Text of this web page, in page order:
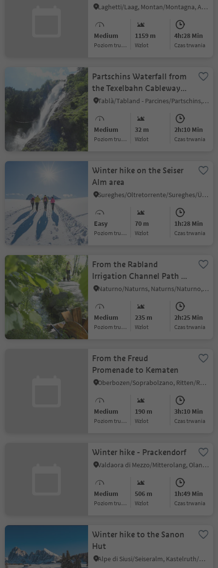
Laghetti/Laag, Montan/Montagna, Alto Adige Wine Road
Medium
Poziom trudności
1159 m
Wzlot
4h:28 Min
czas trwania
Partschins Waterfall from
the Texelbahn Cableway
Mountain Station - farm
Tablà/Tabland - Parcines/Partschins, Partschins/Parcines, Meran/Merano and environs
Medium
Poziom trudności
32 m
Wzlot
2h:10 Min
czas trwania
Winter hike on the Seiser
Alm area
Sureghes/Oltretorrente/Sureghes/Überwasser, Kastelruth/Castelrotto, Dolomites Region Seiser Alm
Easy
Poziom trudności
70 m
Wzlot
1h:28 Min
czas trwania
From the Rabland
Irrigation Channel Path to
the Sonnenberg
Naturns
Naturno/Naturns, Naturns/Naturno, Meran/Merano and environs
Medium
Poziom trudności
235 m
Wzlot
2h:25 Min
czas trwania
From the Freud
Promenade to Kematen
Oberbozen/Soprabolzano, Ritten/Renon, Bolzano/Bozen and environs
Medium
Poziom trudności
190 m
Wzlot
3h:10 Min
czas trwania
Winter hike - Prackendorf
Valdaora di Mezzo/Mitterolang, Olang/Valdaora, Dolomites Region Kronplatz/Plan de Corones
Medium
Poziom trudności
506 m
Wzlot
1h:49 Min
czas trwania
Winter hike to the Sanon
Hut
Alpe di Siusi/Seiseralm, Kastelruth/Castelrotto, Dolomites Region Seiser Alm